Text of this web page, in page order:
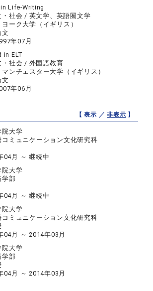
Life-Writing
・社会 / 英文学、英語圏文学
ヨーク大学（イギリス）
文
年07月
in ELT
・社会 / 外国語教育
マンチェスター大学（イギリス）
文
年06月
【 表示 ／非表示 】
院大学
コミュニケーション文化研究科
04月 ～ 継続中
院大学
学部
04月 ～ 継続中
院大学
コミュニケーション文化研究科
04月 ～ 2014年03月
院大学
学部
04月 ～ 2014年03月